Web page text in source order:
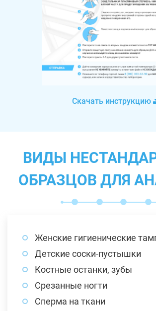
Скачать инструкцию
ВИДЫ
ОБРАЗЦОВ ДЛЯ
Женские гигиенические
Детские соски-пустышки
Костные останки, зубы
Срезанные ногти
Сперма на ткани